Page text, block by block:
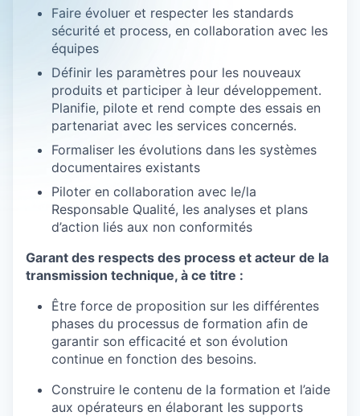
Faire évoluer et respecter les standards
sécurité et process, en collaboration avec les
équipes
Définir les paramètres pour les nouveaux
produits et participer à leur développement.
Planifie, pilote et rend compte des essais en
partenariat avec les services concernés.
Formaliser les évolutions dans les systèmes
documentaires existants
Piloter en collaboration avec le/la
Responsable Qualité, les analyses et plans
d’action liés aux non conformités
Garant des respects des process et acteur de la
transmission technique, à ce titre :
Être force de proposition sur les différentes
phases du processus de formation afin de
garantir son efficacité et son évolution
continue en fonction des besoins.
Construire le contenu de la formation et l’aide
aux opérateurs en élaborant les supports